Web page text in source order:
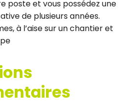
poste et vous possédez une
de plusieurs années.
à l’aise sur un chantier et